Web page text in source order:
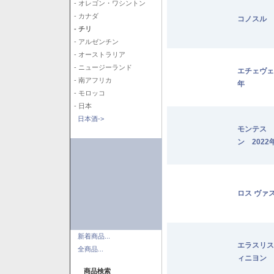
- オレゴン・ワシントン
- カナダ
- チリ
- アルゼンチン
- オーストラリア
- ニュージーランド
- 南アフリカ
- モロッコ
- 日本
日本酒->
新着商品...
全商品...
商品検索
コノスル
エチェヴ
年
モンテス
ン 2022
ロス ヴァ
エラスリ
ィニヨン